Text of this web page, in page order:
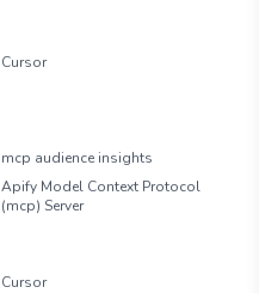
Cursor
mcp audience insights
Apify Model Context Protocol
(mcp) Server
Cursor